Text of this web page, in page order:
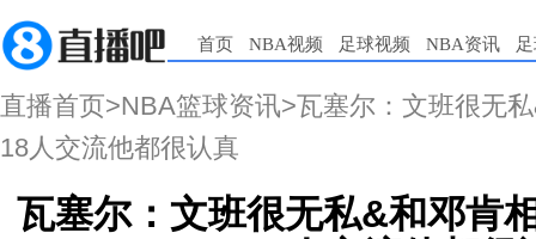
首页 NBA视频 足球视频 NBA资讯
直播首页>NBA篮球资讯>瓦塞尔：文班很无
18人交流他都很认真
瓦塞尔：文班很无私&和邓肯